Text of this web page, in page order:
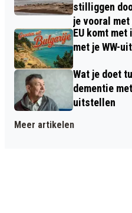
stilliggen
je vooral
EU komt
met je WW-
Wat je doet
dementie
uitstellen
Meer artikelen